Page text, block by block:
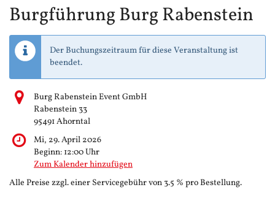
Burgführung Burg Rabenstein
Der Buchungszeitraum für diese Veranstaltung ist
beendet.
Burg Rabenstein Event GmbH
Rabenstein 33
95491 Ahorntal
Mi, 29. April 2026
Beginn: 12:00Uhr
Zum Kalender hinzufügen
Alle Preise zzgl. einer Servicegebühr von 3.5 % pro Bestellung.